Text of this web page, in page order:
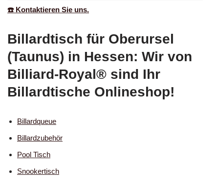
☎️ Kontaktieren Sie uns.
Billardtisch für Oberursel
(Taunus) in Hessen: Wir von
Billiard-Royal® sind Ihr
Billardtische Onlineshop!
Billardqueue
Billardzubehör
Pool Tisch
Snookertisch